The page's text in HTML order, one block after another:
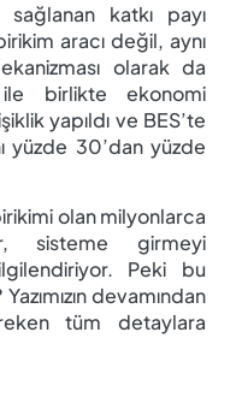
katkı payı
aracı değil, aynı
olarak da
birlikte ekonomi
yapıldı ve BES’te
yüzde 30’dan yüzde
olan milyonlarca
sisteme girmeyi
Peki bu
devamından
tüm detaylara